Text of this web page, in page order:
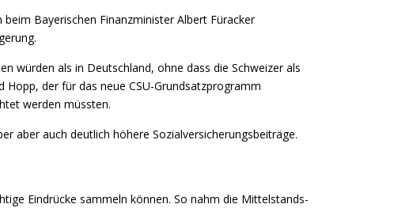
Bayerischen Finanzminister Albert Füracker
würden als in Deutschland, ohne dass die Schweizer als
der für das neue CSU-Grundsatzprogramm
werden müssten.
aber auch deutlich höhere Sozialversicherungsbeiträge.
Eindrücke sammeln können. So nahm die Mittelstands-